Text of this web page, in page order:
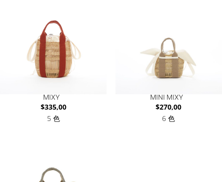
MIXY
$335,00
5 色
MINI MIXY
$270,00
6 色